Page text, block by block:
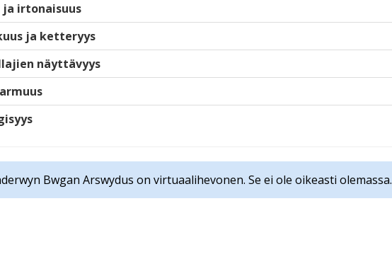
irtonaisuus
ja ketteryys
näyttävyys
Bwgan Arswydus on virtuaalihevonen. Se ei ole oikeasti olemassa.